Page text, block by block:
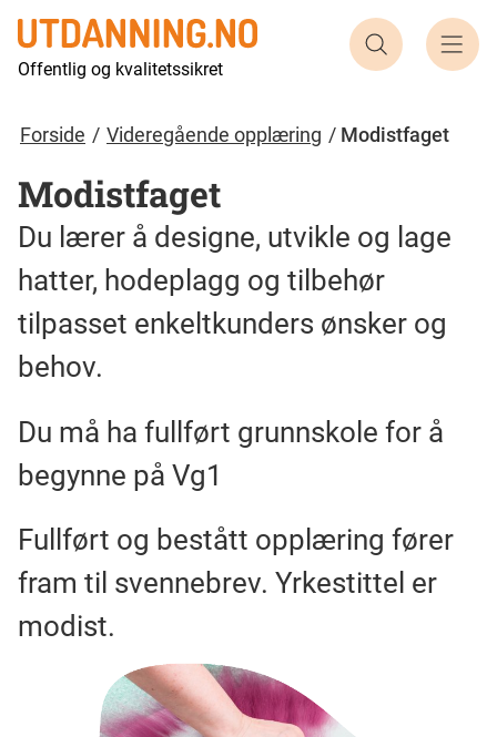
Offentlig og kvalitetssikret
Søk etter
Forside Videregående opplæring Modistfaget
Modistfaget
Du lærer å designe, utvikle og lage
hatter, hodeplagg og tilbehør
tilpasset enkeltkunders ønsker og
behov.
Du må ha fullført grunnskole for å
begynne på Vg1
Fullført og bestått opplæring fører
fram til svennebrev. Yrkestittel er
modist.